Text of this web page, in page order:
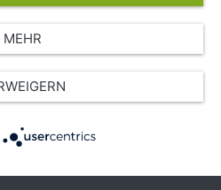
gegen Krebs
MEHR